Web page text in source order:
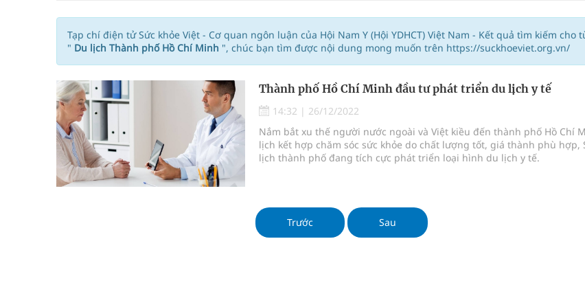
Dự báo thời tiết ngày 08/8/2026: Bắc Bộ nắng nóng, nhiệt độ cao nhất 35 độ
Đắk Lắk: Đẩy nhanh tiến độ khám sức khỏe định kỳ, khám sàng lọc cho người dân
Tổng hợp những cách trị thâm body nách, bẹn, mông cực hiệu quả
Tỷ lệ tật khúc xạ ở trẻ gia tăng: Khuyến nghị của chuyên gia
Nhiều lợi thế để nâng chất lượng y tế
Vương Thành Công: Khi việc học bắt đầu từ trải nghiệm thực tế
Tầm soát sớm ung thư vú giúp cứu sống hàng nghìn phụ nữ mỗi năm
Tạp chí điện tử Sức khỏe Việt - Cơ quan ngôn luận của Hội Nam Y (Hội YDHCT) Việt Nam - Kết quả tìm kiếm cho
" Du lịch Thành phố Hồ Chí Minh ", chúc bạn tìm được nội dung mong muốn trên https://suckhoeviet.org.vn/
Thành phố Hồ Chí Minh đầu tư phát triển du lịch y tế
14:32 | 26/12/2022
Nắm bắt xu thế người nước ngoài và Việt kiều đến thành phố Hồ Chí
lịch kết hợp chăm sóc sức khỏe do chất lượng tốt, giá thành phù hợp,
lịch thành phố đang tích cực phát triển loại hình du lịch y tế.
Trước Sau